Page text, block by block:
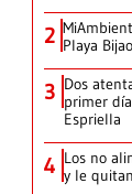
2 Playa
3 Dos
primer
Espriella
4 Los no
y le